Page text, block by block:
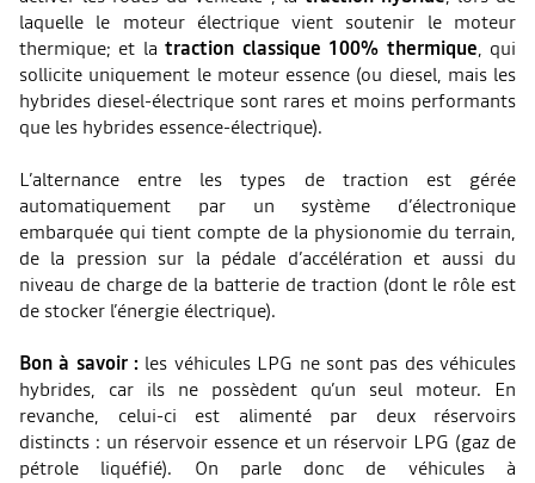
laquelle le moteur électrique vient soutenir le moteur
thermique; et la traction classique 100% thermique, qui
sollicite uniquement le moteur essence (ou diesel, mais les
hybrides diesel-électrique sont rares et moins performants
que les hybrides essence-électrique).
L’alternance entre les types de traction est gérée
automatiquement par un système d’électronique
embarquée qui tient compte de la physionomie du terrain,
de la pression sur la pédale d’accélération et aussi du
niveau de charge de la batterie de traction (dont le rôle est
de stocker l’énergie électrique).
Bon à savoir : les véhicules LPG ne sont pas des véhicules
hybrides, car ils ne possèdent qu’un seul moteur. En
revanche, celui-ci est alimenté par deux réservoirs
distincts : un réservoir essence et un réservoir LPG (gaz de
pétrole liquéfié). On parle donc de véhicules à